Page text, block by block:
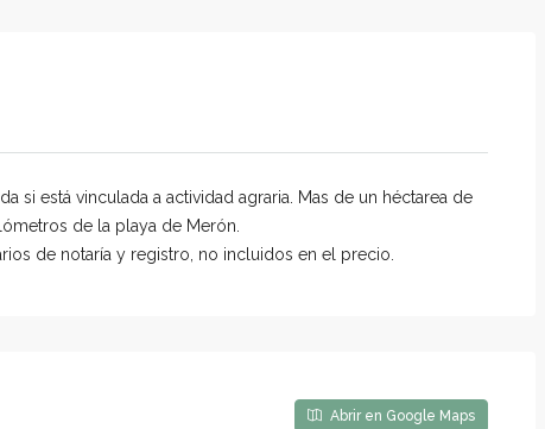
si está vinculada a actividad agraria. Mas de un héctarea de
de la playa de Merón.
de notaría y registro, no incluidos en el precio.
Abrir en Google Maps